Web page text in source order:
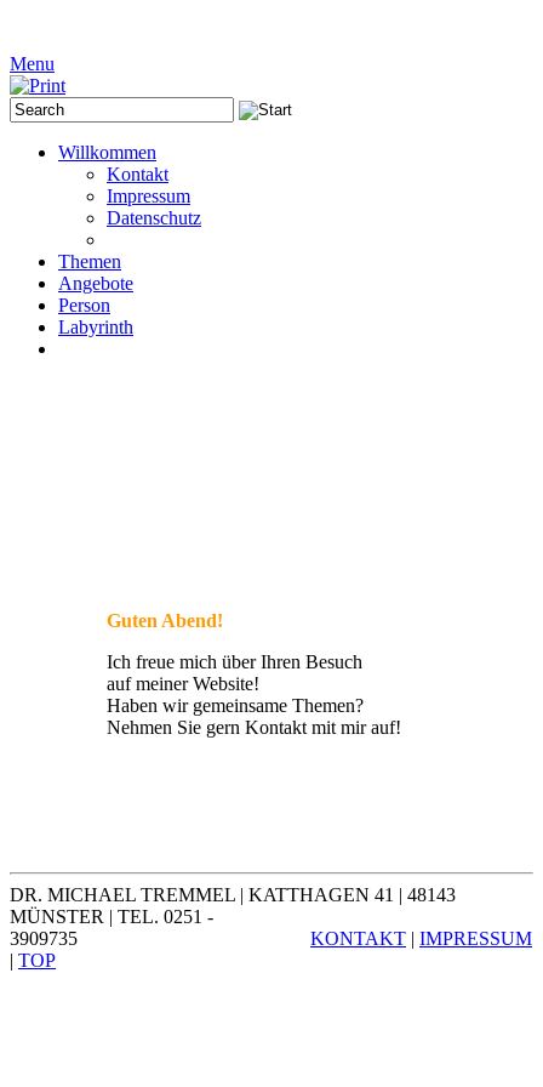
Menu
Willkommen
Kontakt
Impressum
Datenschutz
Themen
Angebote
Person
Labyrinth
Guten Abend!
Ich freue mich über Ihren Besuch
auf meiner Website!
Haben wir gemeinsame Themen?
Nehmen Sie gern Kontakt mit mir auf!
DR. MICHAEL TREMMEL | KATTHAGEN 41 | 48143
MÜNSTER | TEL. 0251 -
3909735 KONTAKT | IMPRESSUM
| TOP